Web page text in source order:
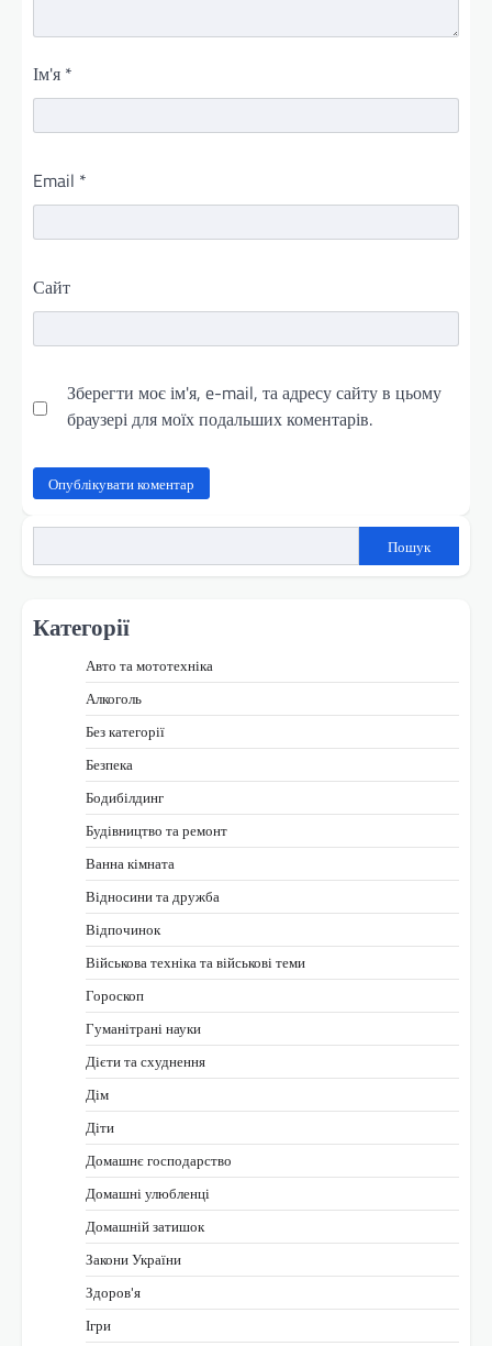
Ім'я *
Email *
Сайт
Зберегти моє ім'я, e-mail, та адресу сайту в цьому
браузері для моїх подальших коментарів.
Пошук
Категорії
Авто та мототехніка
Алкоголь
Без категорії
Безпека
Бодибілдинг
Будівництво та ремонт
Ванна кімната
Відносини та дружба
Відпочинок
Військова техніка та військові теми
Гороскоп
Гуманітрані науки
Дієти та схуднення
Дім
Діти
Домашнє господарство
Домашні улюбленці
Домашній затишок
Закони України
Здоров'я
Ігри